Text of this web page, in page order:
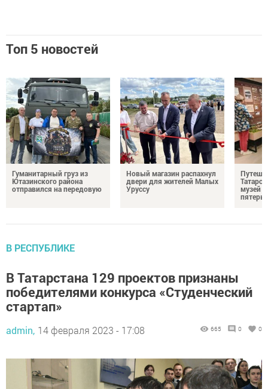
Топ 5 новостей
Гуманитарный груз из
Ютазинского района
отправился на передовую
Новый магазин распахнул
двери для жителей Малых
Уруссу
музей
В РЕСПУБЛИКЕ
В Татарстана 129 проектов признаны
победителями конкурса «Студенческий
стартап»
admin, 14 февраля 2023 - 17:08 665 0 0